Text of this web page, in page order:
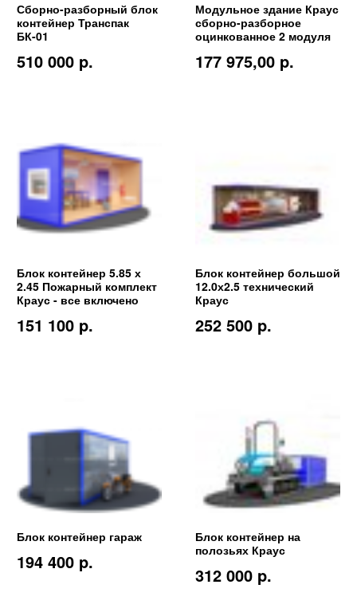
Сборно-разборный блок
контейнер Транспак
БК-01
510 000 p.
Модульное здание Краус
сборно-разборное
оцинкованное 2 модуля
177 975,00 p.
Блок контейнер 5.85 х
2.45 Пожарный комплект
Краус - все включено
151 100 p.
Блок контейнер большой
12.0х2.5 технический
Краус
252 500 p.
Блок контейнер гараж
194 400 p.
Блок контейнер на
полозьях Краус
312 000 p.